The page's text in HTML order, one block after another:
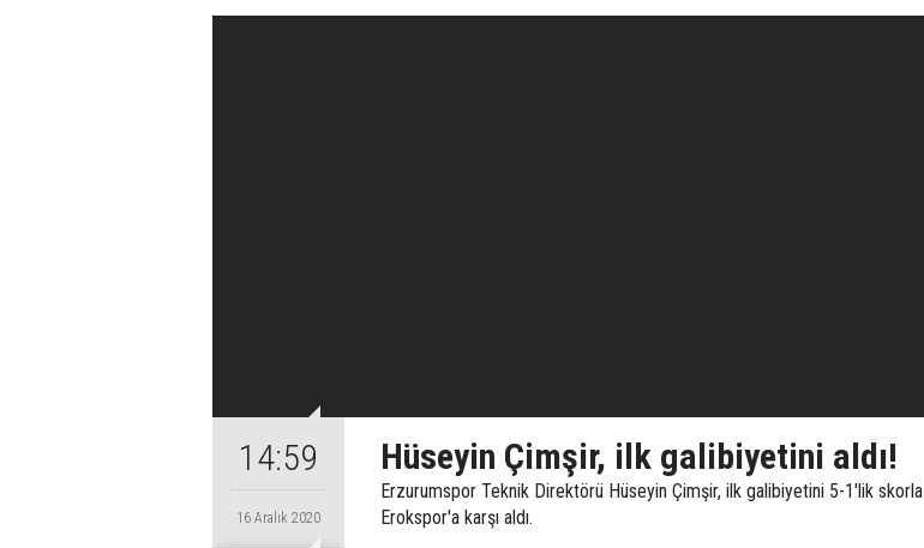
14:59
16 Aralık 2020
Hüseyin Çimşir, ilk galibiyetini aldı!
Erzurumspor Teknik Direktörü Hüseyin Çimşir, ilk galibiyetini 5-1'lik skorla
Erokspor'a karşı aldı.